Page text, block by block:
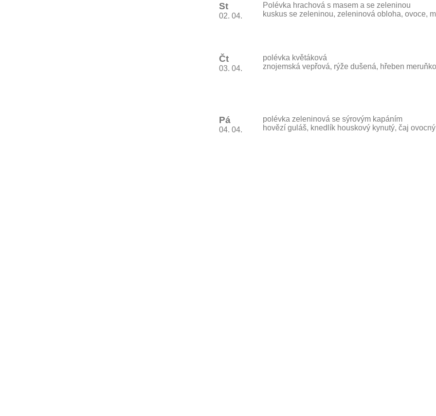
St
02. 04.
Polévka hrachová s masem a se zeleninou
kuskus se zeleninou, zeleninová obloha, ovoce,
Čt
03. 04.
polévka květáková
znojemská vepřová, rýže dušená, hřeben
Pá
04. 04.
polévka zeleninová se sýrovým kapáním
hovězí guláš, knedlík houskový kynutý, čaj ovocný